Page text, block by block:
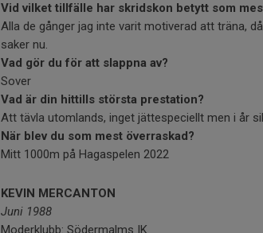
Vid vilket tillfälle har skridskon betytt som
Alla de gånger jag inte varit motiverad att träna,
saker nu.
Vad gör du för att slappna av?
Sover
Vad är din hittills största prestation?
Att tävla utomlands, inget jättespeciellt men i år
När blev du som mest överraskad?
Mitt 1000m på Hagaspelen 2022
KEVIN MERCANTON
Juni 1988
Moderklubb: Södermalms IK